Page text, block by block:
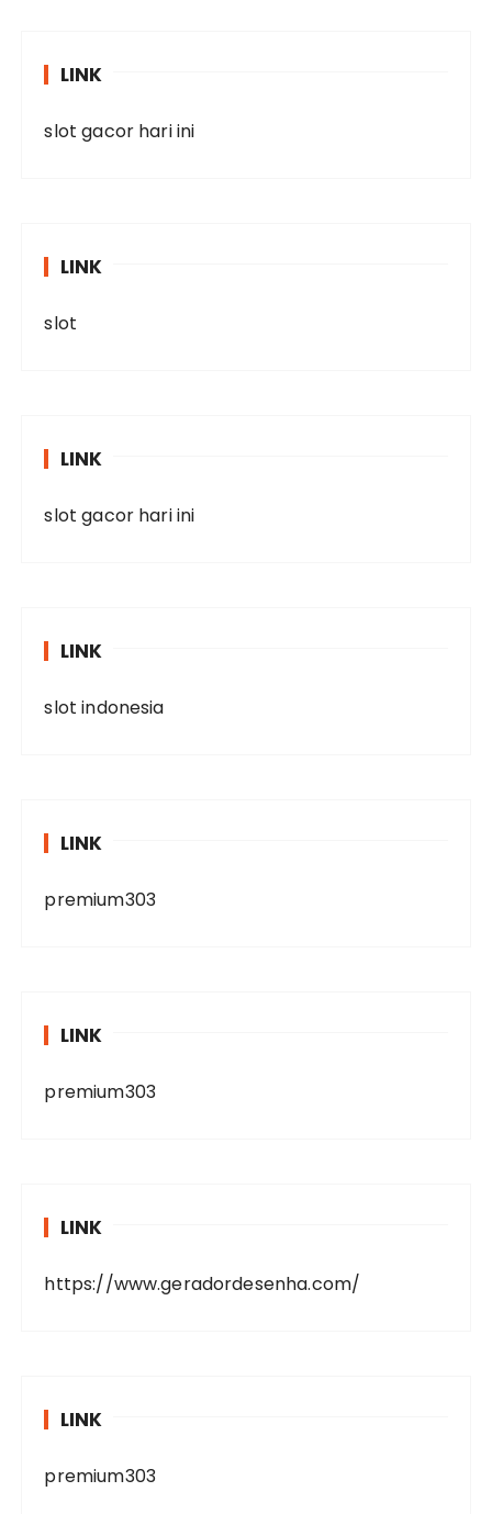
LINK
slot gacor hari ini
LINK
slot
LINK
slot gacor hari ini
LINK
slot indonesia
LINK
premium303
LINK
premium303
LINK
https://www.geradordesenha.com/
LINK
premium303